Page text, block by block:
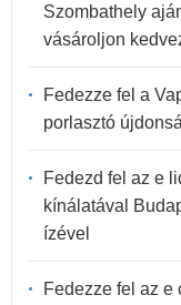
Szombathely
vásároljon
Fedezze fel a
porlasztó
Fedezd fel az e
kínálatával
ízével
Fedezze fel az